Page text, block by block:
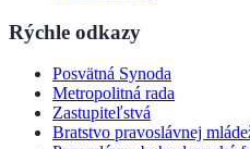
Rýchle odkazy
Posvätná Synoda
Metropolitná rada
Zastupiteľstvá
Bratstvo pravoslávnej